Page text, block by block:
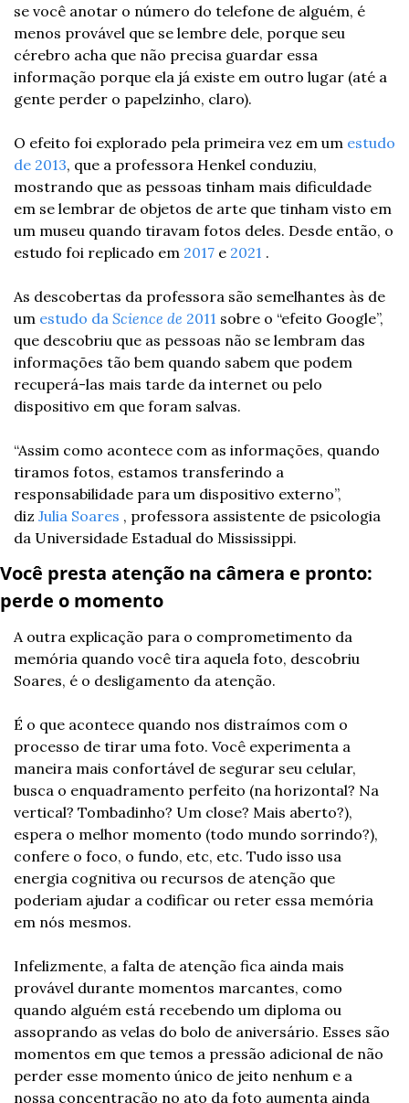
se você anotar o número do telefone de alguém, é
menos provável que se lembre dele, porque seu
cérebro acha que não precisa guardar essa
informação porque ela já existe em outro lugar (até a
gente perder o papelzinho, claro).
O efeito foi explorado pela primeira vez em um estudo
de 2013, que a professora Henkel conduziu,
mostrando que as pessoas tinham mais dificuldade
em se lembrar de objetos de arte que tinham visto em
um museu quando tiravam fotos deles. Desde então, o
estudo foi replicado em 2017 e 2021 .
As descobertas da professora são semelhantes às de
um estudo da Science de 2011 sobre o “efeito Google”,
que descobriu que as pessoas não se lembram das
informações tão bem quando sabem que podem
recuperá-las mais tarde da internet ou pelo
dispositivo em que foram salvas.
“Assim como acontece com as informações, quando
tiramos fotos, estamos transferindo a
responsabilidade para um dispositivo externo”,
diz Julia Soares , professora assistente de psicologia
da Universidade Estadual do Mississippi.
Você presta atenção na câmera e pronto:
perde o momento
A outra explicação para o comprometimento da
memória quando você tira aquela foto, descobriu
Soares, é o desligamento da atenção.
É o que acontece quando nos distraímos com o
processo de tirar uma foto. Você experimenta a
maneira mais confortável de segurar seu celular,
busca o enquadramento perfeito (na horizontal? Na
vertical? Tombadinho? Um close? Mais aberto?),
espera o melhor momento (todo mundo sorrindo?),
confere o foco, o fundo, etc, etc. Tudo isso usa
energia cognitiva ou recursos de atenção que
poderiam ajudar a codificar ou reter essa memória
em nós mesmos.
Infelizmente, a falta de atenção fica ainda mais
provável durante momentos marcantes, como
quando alguém está recebendo um diploma ou
assoprando as velas do bolo de aniversário. Esses são
momentos em que temos a pressão adicional de não
perder esse momento único de jeito nenhum e a
nossa concentração no ato da foto aumenta ainda